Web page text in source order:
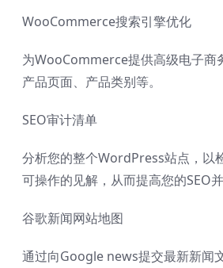
WooCommerce搜索引擎优化
为WooCommerce提供高级电子商
产品页面、产品类别等。
SEO审计清单
分析您的整个WordPress站点，以
可操作的见解，从而提高您的SEO
谷歌新闻网站地图
通过向Google news提交最新新闻